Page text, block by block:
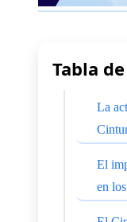
Tabla
La
El
en